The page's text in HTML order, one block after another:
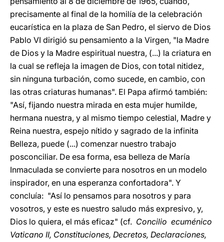
precisamente al final de la homilía de la celebración
eucarística en la plaza de San Pedro, el siervo de Dios
Pablo VI dirigió su pensamiento a la Virgen, "la Madre
de Dios y la Madre espiritual nuestra, (...) la criatura en
la cual se refleja la imagen de Dios, con total nitidez,
sin ninguna turbación, como sucede, en cambio, con
las otras criaturas humanas". El Papa afirmó también:
"Así, fijando nuestra mirada en esta mujer humilde,
hermana nuestra, y al mismo tiempo celestial, Madre y
Reina nuestra, espejo nítido y sagrado de la infinita
Belleza, puede (...) comenzar nuestro trabajo
posconciliar. De esa forma, esa belleza de María
Inmaculada se convierte para nosotros en un modelo
inspirador, en una esperanza confortadora". Y
concluía: "Así lo pensamos para nosotros y para
vosotros, y este es nuestro saludo más expresivo, y,
Dios lo quiera, el más eficaz" (cf. Concilio ecuménico
Vaticano II, Constituciones, Decretos, Declaraciones,